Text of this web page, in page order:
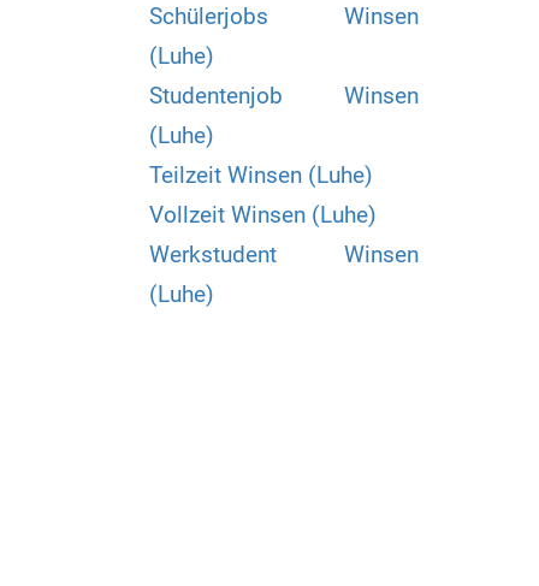
Schülerjobs Winsen
(Luhe)
Studentenjob Winsen
(Luhe)
Teilzeit Winsen (Luhe)
Vollzeit Winsen (Luhe)
Werkstudent Winsen
(Luhe)